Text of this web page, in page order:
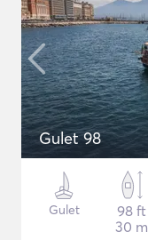
Gulet 98
Gulet
98 ft
30 m